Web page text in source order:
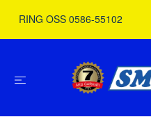
RING OSS 0586-55102